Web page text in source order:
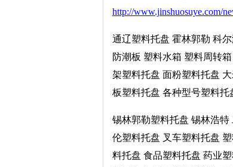
http://www.jinshuosuye.com/
通辽塑料托盘 霍林郭勒 科
防潮板 塑料水箱 塑料周转
架塑料托盘 面粉塑料托盘
板塑料托盘 各种型号塑料托
锡林郭勒塑料托盘 锡林浩
伦塑料托盘 叉车塑料托盘
料托盘 食品塑料托盘 药业